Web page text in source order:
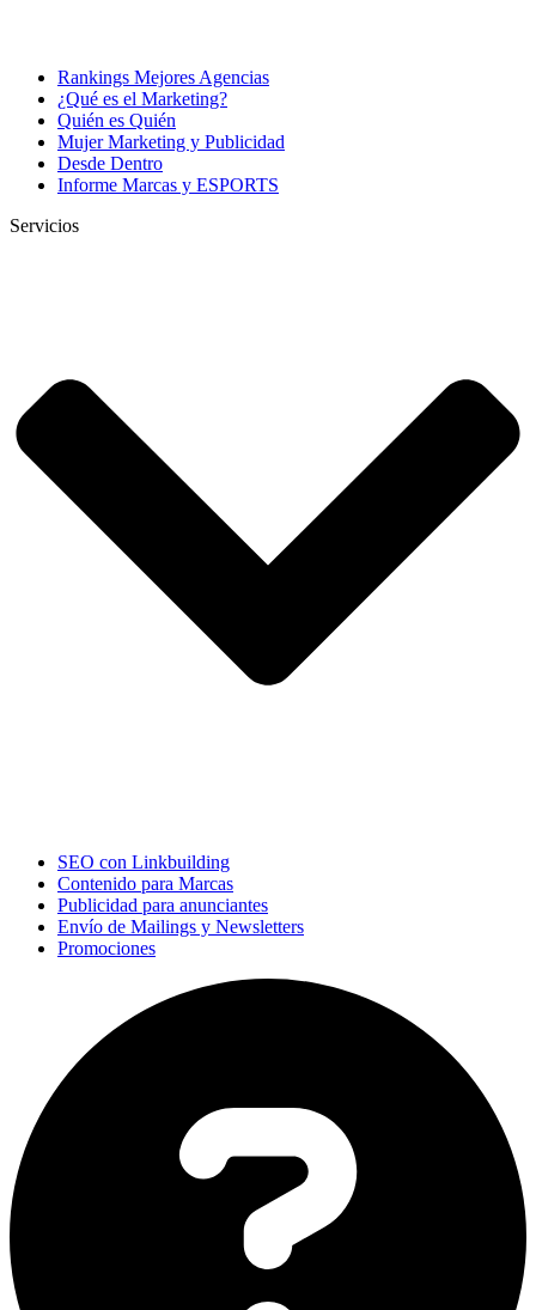
Rankings Mejores Agencias
¿Qué es el Marketing?
Quién es Quién
Mujer Marketing y Publicidad
Desde Dentro
Informe Marcas y ESPORTS
Servicios
SEO con Linkbuilding
Contenido para Marcas
Publicidad para anunciantes
Envío de Mailings y Newsletters
Promociones